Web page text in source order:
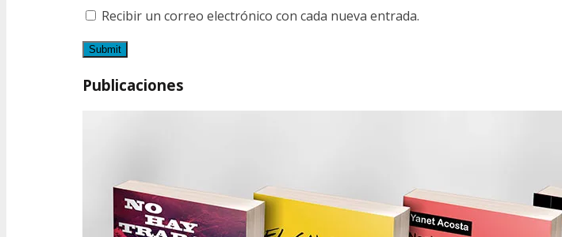
Recibir un correo electrónico con cada nueva entrada.
Publicaciones